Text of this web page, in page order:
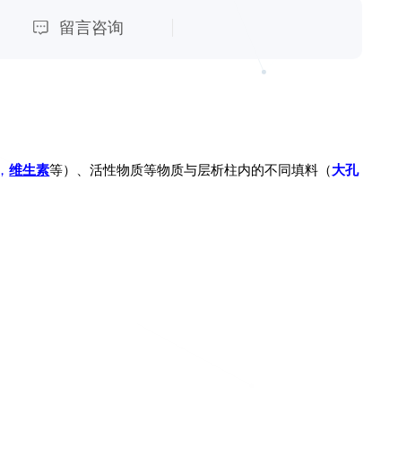
留言咨询
，维生素等）、活性物质等物质与层析柱内的不同填料（大孔